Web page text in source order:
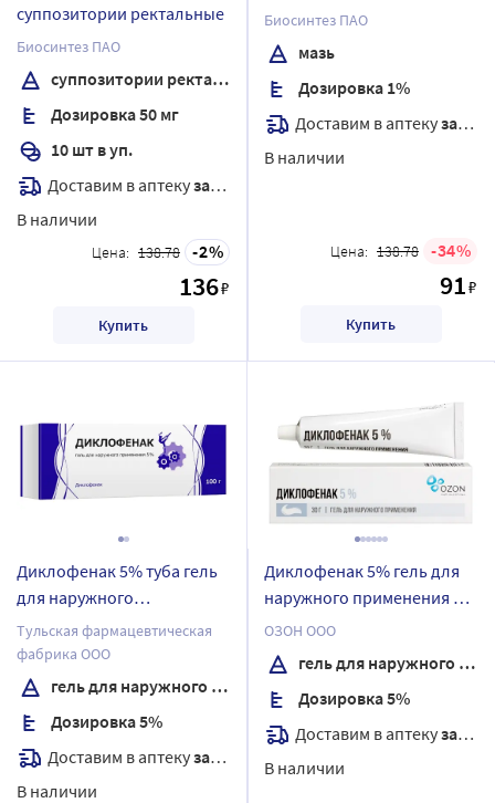
суппозитории ректальные
Биосинтез ПАО
суппозитории ректальные
Дозировка 50 мг
10 шт в уп.
Доставим в аптекузавтра
В наличии
Цена: 138.78 2
136₽
Купить
Биосинтез ПАО
мазь
Дозировка 1%
Доставим в аптекузавтра
В наличии
Цена: 138.78 34
91₽
Купить
Диклофенак 5% туба гель
для наружного
применения 100 гр
Тульская фармацевтическая
фабрика ООО
гель для наружного применения
Дозировка 5%
Доставим в аптекузавтра
В наличии
Диклофенак 5% гель для
наружного применения 30
гр
ОЗОН ООО
гель для наружного применения
Дозировка 5%
Доставим в аптекузавтра
В наличии